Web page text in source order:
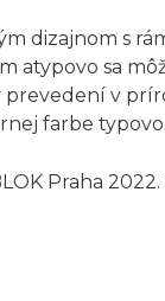
dizajnom s
atypovo sa
v
farbe typovo.
Praha